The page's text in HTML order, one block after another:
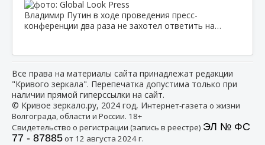
Владимир Путин в ходе проведения пресс-
конференции два раза не захотел ответить на…
Все права на материалы сайта принадлежат редакции
"Кривого зеркала". Перепечатка допустима только при
наличии прямой гиперссылки на сайт.
© Кривое зеркало.ру, 2024 год, Интернет-газета о жизни
Волгограда, области и России. 18+
Свидетельство о регистрации (запись в реестре) ЭЛ № ФС
77 - 87885от 12 августа 2024 г.